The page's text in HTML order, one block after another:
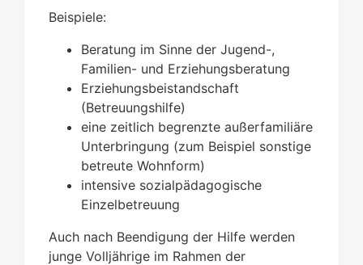
Beispiele:
Beratung im Sinne der Jugend-,
Familien- und Erziehungsberatung
Erziehungsbeistandschaft
(Betreuungshilfe)
eine zeitlich begrenzte außerfamiliäre
Unterbringung (zum Beispiel sonstige
betreute Wohnform)
intensive sozialpädagogische
Einzelbetreuung
Auch nach Beendigung der Hilfe werden
junge Volljährige im Rahmen der